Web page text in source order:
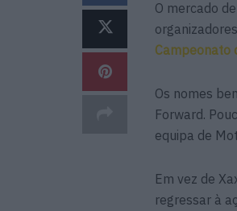
O mercado
Campeonato
Os nomes
Forward.
equipa de
Em vez de
regressar à